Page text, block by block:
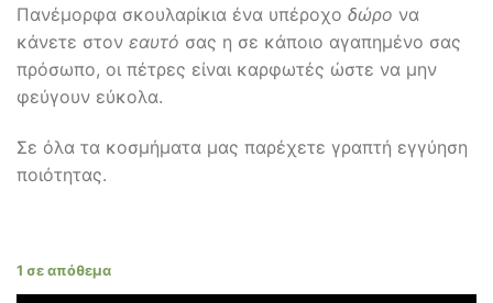
Πανέμορφα σκουλαρίκια ένα υπέροχο δώρο να
κάνετε στον εαυτό σας η σε κάποιο αγαπημένο σας
πρόσωπο, οι πέτρες είναι καρφωτές ώστε να μην
φεύγουν εύκολα.
Σε όλα τα κοσμήματα μας παρέχετε γραπτή εγγύηση
ποιότητας.
1 σε απόθεμα